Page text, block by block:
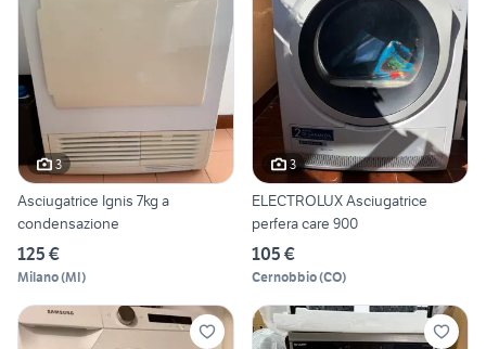
3
Asciugatrice Ignis 7kg a
condensazione
125 €
Milano(MI)
3
ELECTROLUX Asciugatrice
perfera care 900
105 €
Cernobbio(CO)